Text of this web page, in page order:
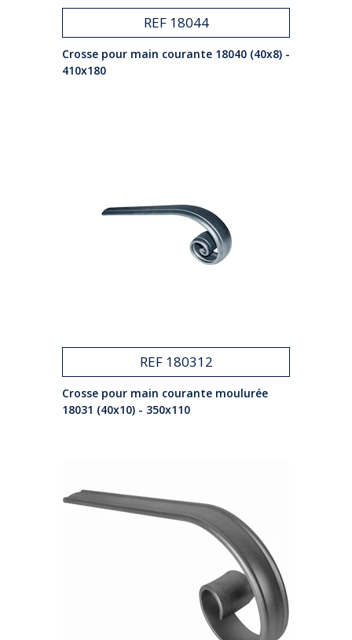
REF 18044
Crosse pour main courante 18040 (40x8) -
410x180
REF 180312
Crosse pour main courante moulurée
18031 (40x10) - 350x110